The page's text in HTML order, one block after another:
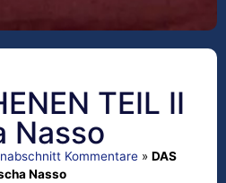
TEIL II
Nasso
Kommentare » DAS
Nasso